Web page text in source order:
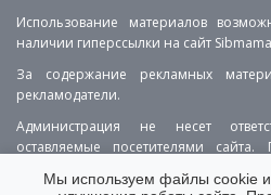
Использование материалов
наличии гиперссылки на сайт
За содержание рекламных
рекламодатели.
Администрация не несет
оставляемые посетителями
Мы используем файлы cookie и